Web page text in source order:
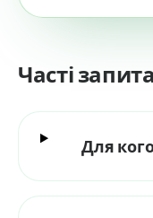
Часті
Для